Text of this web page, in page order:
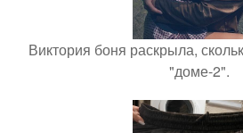
Виктория боня раскрыла,
"доме-2".